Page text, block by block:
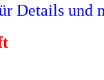
Details und